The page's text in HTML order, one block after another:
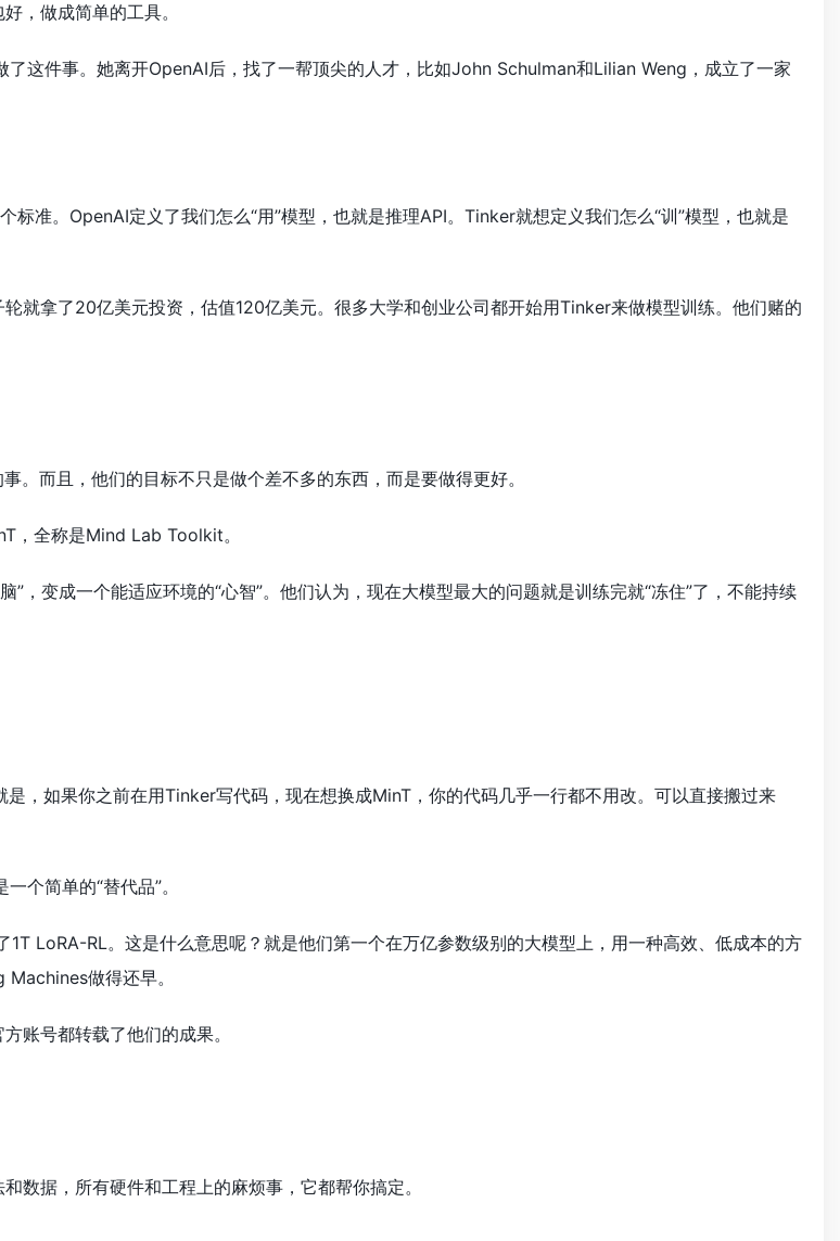
，做成简单的工具。
这件事。她离开OpenAI后，找了一帮顶尖的人才，比如John Schulman和Lilian Weng，成立了一家
标准。OpenAI定义了我们怎么“用”模型，也就是推理API。Tinker就想定义我们怎么“训”模型，也就是
就拿了20亿美元投资，估值120亿美元。很多大学和创业公司都开始用Tinker来做模型训练。他们赌的
。而且，他们的目标不只是做个差不多的东西，而是要做得更好。
，全称是Mind Lab Toolkit。
”，变成一个能适应环境的“心智”。他们认为，现在大模型最大的问题就是训练完就“冻住”了，不能持续
，如果你之前在用Tinker写代码，现在想换成MinT，你的代码几乎一行都不用改。可以直接搬过来
个简单的“替代品”。
LoRA-RL。这是什么意思呢？就是他们第一个在万亿参数级别的大模型上，用一种高效、低成本的方
做得还早。
账号都转载了他们的成果。
数据，所有硬件和工程上的麻烦事，它都帮你搞定。